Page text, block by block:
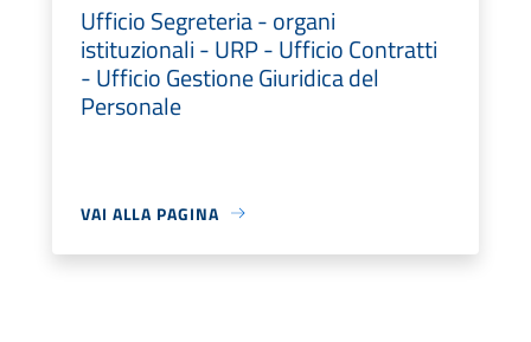
Ufficio Segreteria - organi
istituzionali - URP - Ufficio Contratti
- Ufficio Gestione Giuridica del
Personale
VAI ALLA PAGINA